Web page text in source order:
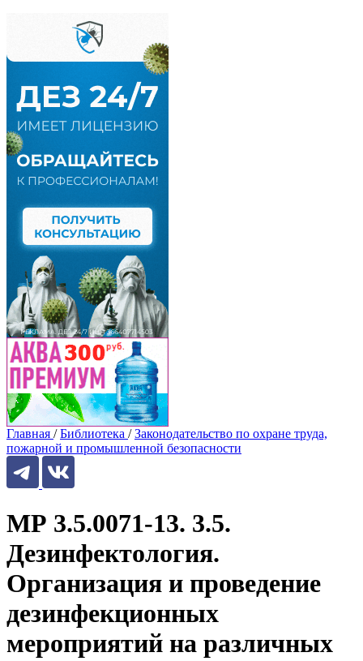
Главная / Библиотека / Законодательство по охране труда,
пожарной и промышленной безопасности
МР 3.5.0071-13. 3.5.
Дезинфектология.
Организация и проведение
дезинфекционных
мероприятий на различных